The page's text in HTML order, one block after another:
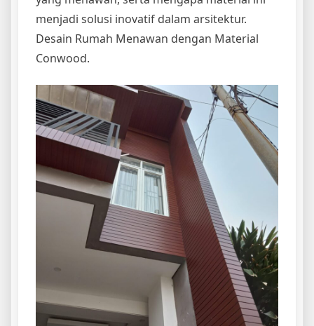
menjadi solusi inovatif dalam arsitektur.
Desain Rumah Menawan dengan Material
Conwood.